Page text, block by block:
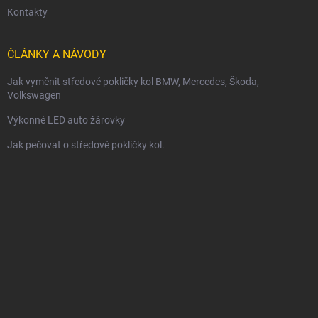
Kontakty
ČLÁNKY A NÁVODY
Jak vyměnit středové pokličky kol BMW, Mercedes, Škoda,
Volkswagen
Výkonné LED auto žárovky
Jak pečovat o středové pokličky kol.